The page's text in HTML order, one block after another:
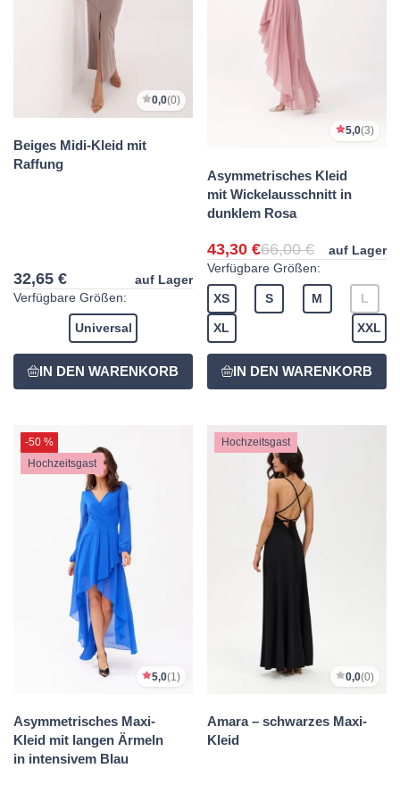
0,0(0)
Beiges Midi-Kleid mit
Raffung
32,65 €
auf Lager
Verfügbare Größen:
Universal
5,0(3)
Asymmetrisches Kleid
mit Wickelausschnitt in
dunklem Rosa
43,30 €66,00 €
auf Lager
Verfügbare Größen:
XS S M L
XL XXL
-50 %
Hochzeitsgast
5,0(1)
Asymmetrisches Maxi-
Kleid mit langen Ärmeln
in intensivem Blau
Hochzeitsgast
0,0(0)
Amara – schwarzes Maxi-
Kleid